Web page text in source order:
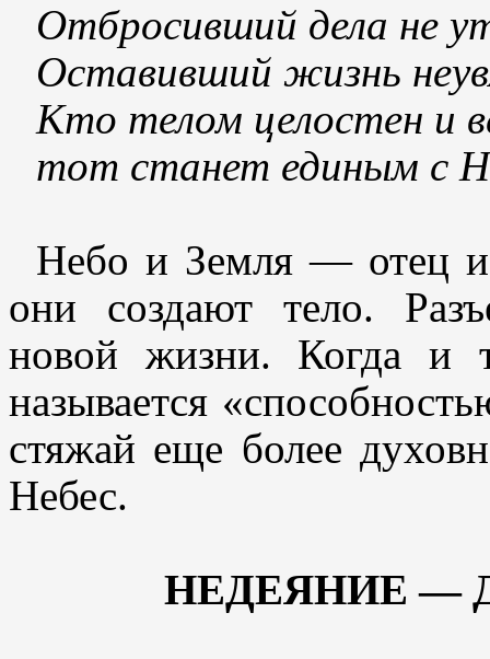
Отбросивший дела не
Оставивший жизнь
Кто телом целостен и
тот станет единым с
Небо и Земля — отец и
они создают тело.
новой жизни. Когда и
называется
стяжай еще более
Небес.
НЕДЕЯНИЕ —